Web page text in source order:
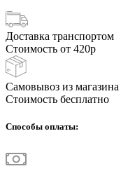
Доставка транспортом
Стоимость от 420р
Самовывоз из магазина
Стоимость бесплатно
Способы оплаты: